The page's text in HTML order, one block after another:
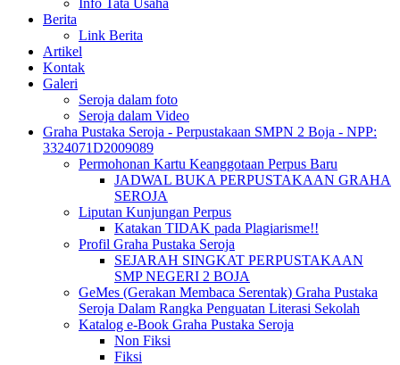
Info Tata Usaha
Berita
Link Berita
Artikel
Kontak
Galeri
Seroja dalam foto
Seroja dalam Video
Graha Pustaka Seroja - Perpustakaan SMPN 2 Boja - NPP:
3324071D2009089
Permohonan Kartu Keanggotaan Perpus Baru
JADWAL BUKA PERPUSTAKAAN GRAHA
SEROJA
Liputan Kunjungan Perpus
Katakan TIDAK pada Plagiarisme!!
Profil Graha Pustaka Seroja
SEJARAH SINGKAT PERPUSTAKAAN
SMP NEGERI 2 BOJA
GeMes (Gerakan Membaca Serentak) Graha Pustaka
Seroja Dalam Rangka Penguatan Literasi Sekolah
Katalog e-Book Graha Pustaka Seroja
Non Fiksi
Fiksi